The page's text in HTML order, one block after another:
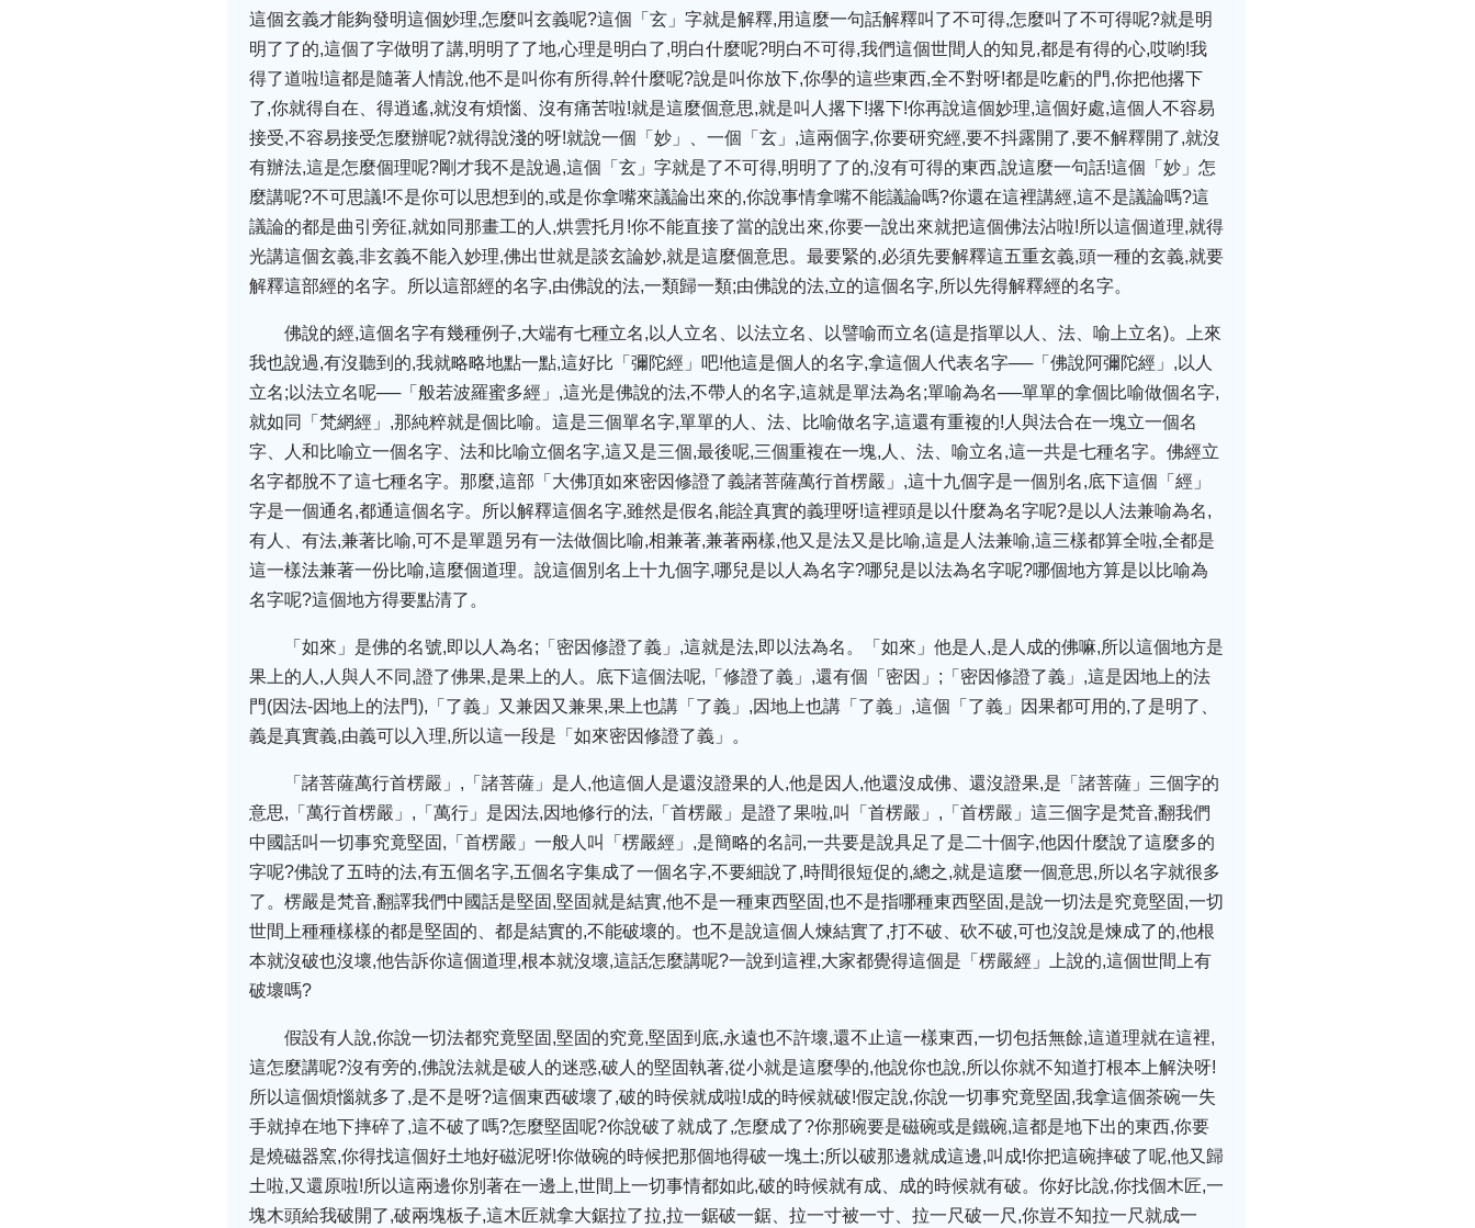
這個玄義才能夠發明這個妙理,怎麼叫玄義呢?這個「玄」字就是解釋,用這麼一句話解釋叫了不可得,怎麼叫了不可得呢?就是明
明了了的,這個了字做明了講,明明了了地,心理是明白了,明白什麼呢?明白不可得,我們這個世間人的知見,都是有得的心,哎喲!我
得了道啦!這都是隨著人情說,他不是叫你有所得,幹什麼呢?說是叫你放下,你學的這些東西,全不對呀!都是吃虧的門,你把他撂下
了,你就得自在、得逍遙,就沒有煩惱、沒有痛苦啦!就是這麼個意思,就是叫人撂下!撂下!你再說這個妙理,這個好處,這個人不容易
接受,不容易接受怎麼辦呢?就得說淺的呀!就說一個「妙」、一個「玄」,這兩個字,你要研究經,要不抖露開了,要不解釋開了,就沒
有辦法,這是怎麼個理呢?剛才我不是說過,這個「玄」字就是了不可得,明明了了的,沒有可得的東西,說這麼一句話!這個「妙」怎
麼講呢?不可思議!不是你可以思想到的,或是你拿嘴來議論出來的,你說事情拿嘴不能議論嗎?你還在這裡講經,這不是議論嗎?這
議論的都是曲引旁征,就如同那畫工的人,烘雲托月!你不能直接了當的說出來,你要一說出來就把這個佛法沾啦!所以這個道理,就得
光講這個玄義,非玄義不能入妙理,佛出世就是談玄論妙,就是這麼個意思。最要緊的,必須先要解釋這五重玄義,頭一種的玄義,就要
解釋這部經的名字。所以這部經的名字,由佛說的法,一類歸一類;由佛說的法,立的這個名字,所以先得解釋經的名字。
佛說的經,這個名字有幾種例子,大端有七種立名,以人立名、以法立名、以譬喻而立名(這是指單以人、法、喻上立名)。上來
我也說過,有沒聽到的,我就略略地點一點,這好比「彌陀經」吧!他這是個人的名字,拿這個人代表名字──「佛說阿彌陀經」,以人
立名;以法立名呢──「般若波羅蜜多經」,這光是佛說的法,不帶人的名字,這就是單法為名;單喻為名──單單的拿個比喻做個名字,
就如同「梵網經」,那純粹就是個比喻。這是三個單名字,單單的人、法、比喻做名字,這還有重複的!人與法合在一塊立一個名
字、人和比喻立一個名字、法和比喻立個名字,這又是三個,最後呢,三個重複在一塊,人、法、喻立名,這一共是七種名字。佛經立
名字都脫不了這七種名字。那麼,這部「大佛頂如來密因修證了義諸菩薩萬行首楞嚴」,這十九個字是一個別名,底下這個「經」
字是一個通名,都通這個名字。所以解釋這個名字,雖然是假名,能詮真實的義理呀!這裡頭是以什麼為名字呢?是以人法兼喻為名,
有人、有法,兼著比喻,可不是單題另有一法做個比喻,相兼著,兼著兩樣,他又是法又是比喻,這是人法兼喻,這三樣都算全啦,全都是
這一樣法兼著一份比喻,這麼個道理。說這個別名上十九個字,哪兒是以人為名字?哪兒是以法為名字呢?哪個地方算是以比喻為
名字呢?這個地方得要點清了。
「如來」是佛的名號,即以人為名;「密因修證了義」,這就是法,即以法為名。「如來」他是人,是人成的佛嘛,所以這個地方是
果上的人,人與人不同,證了佛果,是果上的人。底下這個法呢,「修證了義」,還有個「密因」;「密因修證了義」,這是因地上的法
門(因法-因地上的法門),「了義」又兼因又兼果,果上也講「了義」,因地上也講「了義」,這個「了義」因果都可用的,了是明了、
義是真實義,由義可以入理,所以這一段是「如來密因修證了義」。
「諸菩薩萬行首楞嚴」,「諸菩薩」是人,他這個人是還沒證果的人,他是因人,他還沒成佛、還沒證果,是「諸菩薩」三個字的
意思,「萬行首楞嚴」,「萬行」是因法,因地修行的法,「首楞嚴」是證了果啦,叫「首楞嚴」,「首楞嚴」這三個字是梵音,翻我們
中國話叫一切事究竟堅固,「首楞嚴」一般人叫「楞嚴經」,是簡略的名詞,一共要是說具足了是二十個字,他因什麼說了這麼多的
字呢?佛說了五時的法,有五個名字,五個名字集成了一個名字,不要細說了,時間很短促的,總之,就是這麼一個意思,所以名字就很多
了。楞嚴是梵音,翻譯我們中國話是堅固,堅固就是結實,他不是一種東西堅固,也不是指哪種東西堅固,是說一切法是究竟堅固,一切
世間上種種樣樣的都是堅固的、都是結實的,不能破壞的。也不是說這個人煉結實了,打不破、砍不破,可也沒說是煉成了的,他根
本就沒破也沒壞,他告訴你這個道理,根本就沒壞,這話怎麼講呢?一說到這裡,大家都覺得這個是「楞嚴經」上說的,這個世間上有
破壞嗎?
假設有人說,你說一切法都究竟堅固,堅固的究竟,堅固到底,永遠也不許壞,還不止這一樣東西,一切包括無餘,這道理就在這裡,
這怎麼講呢?沒有旁的,佛說法就是破人的迷惑,破人的堅固執著,從小就是這麼學的,他說你也說,所以你就不知道打根本上解決呀!
所以這個煩惱就多了,是不是呀?這個東西破壞了,破的時侯就成啦!成的時候就破!假定說,你說一切事究竟堅固,我拿這個茶碗一失
手就掉在地下摔碎了,這不破了嗎?怎麼堅固呢?你說破了就成了,怎麼成了?你那碗要是磁碗或是鐵碗,這都是地下出的東西,你要
是燒磁器窯,你得找這個好土地好磁泥呀!你做碗的時候把那個地得破一塊土;所以破那邊就成這邊,叫成!你把這碗摔破了呢,他又歸
土啦,又還原啦!所以這兩邊你別著在一邊上,世間上一切事情都如此,破的時候就有成、成的時候就有破。你好比說,你找個木匠,一
塊木頭給我破開了,破兩塊板子,這木匠就拿大鋸拉了拉,拉一鋸破一鋸、拉一寸被一寸、拉一尺破一尺,你豈不知拉一尺就成一